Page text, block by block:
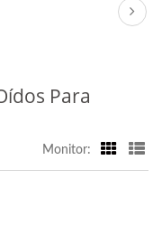
Para
Monitor: